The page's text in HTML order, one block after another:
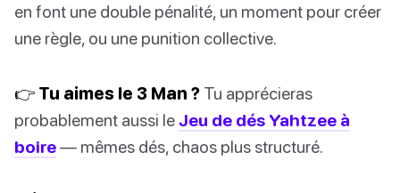
en font une double pénalité, un moment pour créer
une règle, ou une punition collective.
👉 Tu aimes le 3 Man ? Tu apprécieras
probablement aussi leJeu de dés Yahtzee à
boire— mêmes dés, chaos plus structuré.